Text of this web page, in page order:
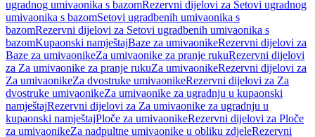
ugradnog umivaonika s bazomRezervni dijelovi za Setovi ugradnog
umivaonika s bazomSetovi ugradbenih umivaonika s
bazomRezervni dijelovi za Setovi ugradbenih umivaonika s
bazomKupaonski namještajBaze za umivaonikeRezervni dijelovi za
Baze za umivaonikeZa umivaonike za pranje rukuRezervni dijelovi
za Za umivaonike za pranje rukuZa umivaonikeRezervni dijelovi za
Za umivaonikeZa dvostruke umivaonikeRezervni dijelovi za Za
dvostruke umivaonikeZa umivaonike za ugradnju u kupaonski
namještajRezervni dijelovi za Za umivaonike za ugradnju u
kupaonski namještajPloče za umivaonikeRezervni dijelovi za Ploče
za umivaonikeZa nadpultne umivaonike u obliku zdjeleRezervni